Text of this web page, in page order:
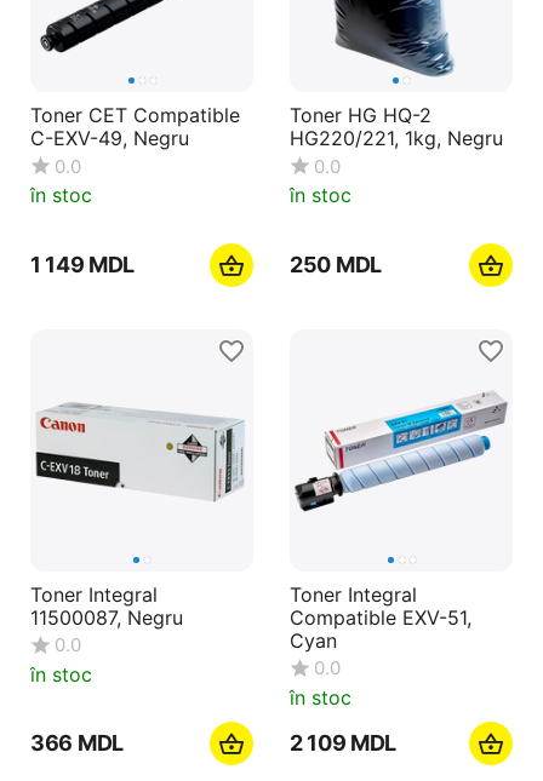
Toner CET Compatible
C-EXV-49, Negru
0.0
în stoc
1 149 MDL
Toner HG HQ-2
HG220/221, 1kg, Negru
0.0
în stoc
‍250‍ MDL
Toner Integral
11500087, Negru
0.0
în stoc
‍366‍ MDL
Toner Integral
Compatible EXV-51,
Cyan
0.0
în stoc
2 109 MDL